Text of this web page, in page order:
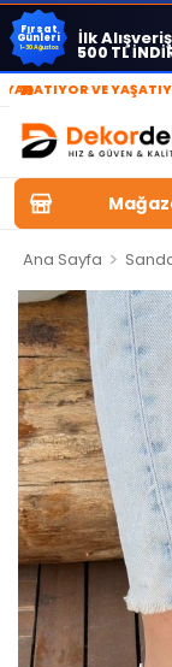
Fırsat
Günleri
1-30 Ağustos İlk
500 TL
» VE
Ana Sayfa >